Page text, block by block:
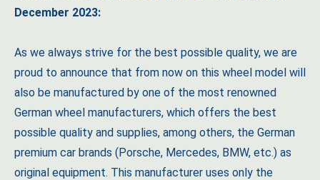
December 2023:
As we always strive for the best possible quality, we are
proud to announce that from now on this wheel model will
also be manufactured by one of the most renowned
German wheel manufacturers, which offers the best
possible quality and supplies, among others, the German
premium car brands (Porsche, Mercedes, BMW, etc.) as
original equipment. This manufacturer uses only the